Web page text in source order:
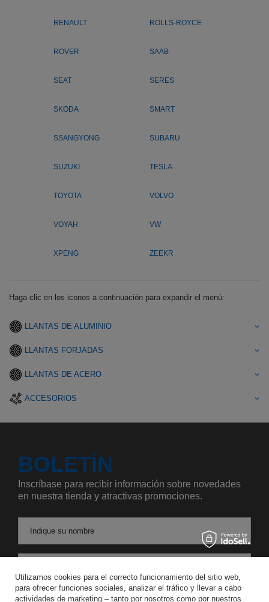
RENAULT ROLLS-ROYCE
ROVER SAAB
SEAT SERES
SKODA SMART
SSANGYONG SUBARU
SUZUKI TESLA
TOYOTA VOLVO
VOYAH VW
XPENG ZEEKR
Haga clic en los iconos a continuación para expandir el menú:
LLANTAS DE ALUMINIO
LLANTAS FORJADAS
LLANTAS DE ACERO
ACCESORIOS
BOLETÍN
Inscríbase para recibir información sobre novedades
en nuestra tienda y atractivas promociones.
Indique su nombre
Acepto el tratamiento de mis datos personales para los fines y en el ámbito del servicio Newsletter en el
Utilizamos cookies para el correcto funcionamiento del sitio web,
para ofrecer funciones sociales, analizar el tráfico y llevar a cabo
actividades de marketing – tanto por nosotros como por nuestros